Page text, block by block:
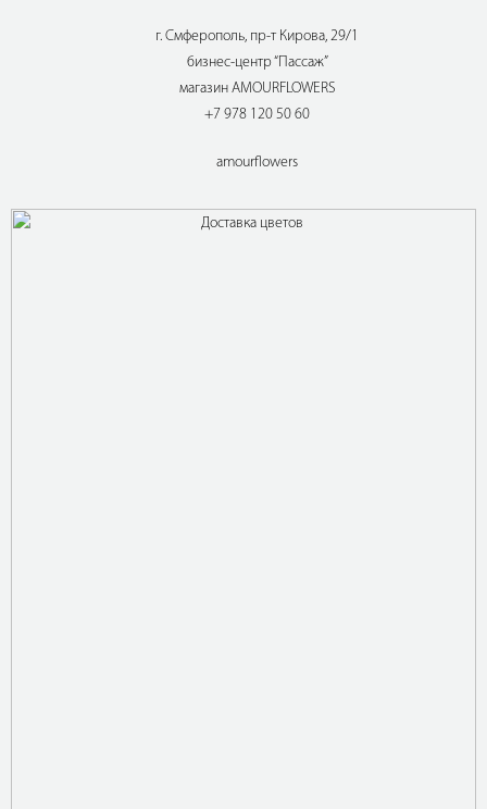
г. Смферополь, пр-т Кирова, 29/1
бизнес-центр “Пассаж”
магазин AMOURFLOWERS
+7 978 120 50 60
amourflowers